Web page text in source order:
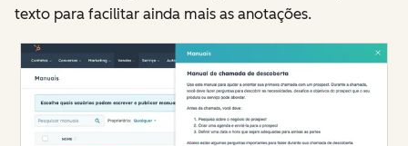
texto para facilitar ainda mais as anotações.